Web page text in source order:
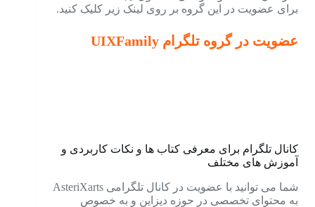
برای عضویت در این گروه بر روی لینک زیر کلیک کنید.
عضویت در گروه تلگرام UIXFamily
کانال تلگرام برای معرفی کتاب ها و نکات کاربردی و
آموزش های مختلف
شما می توانید با عضویت در کانال تلگرامی AsteriXarts
به محتوای تخصصی در حوزه دیزاین و به خصوص